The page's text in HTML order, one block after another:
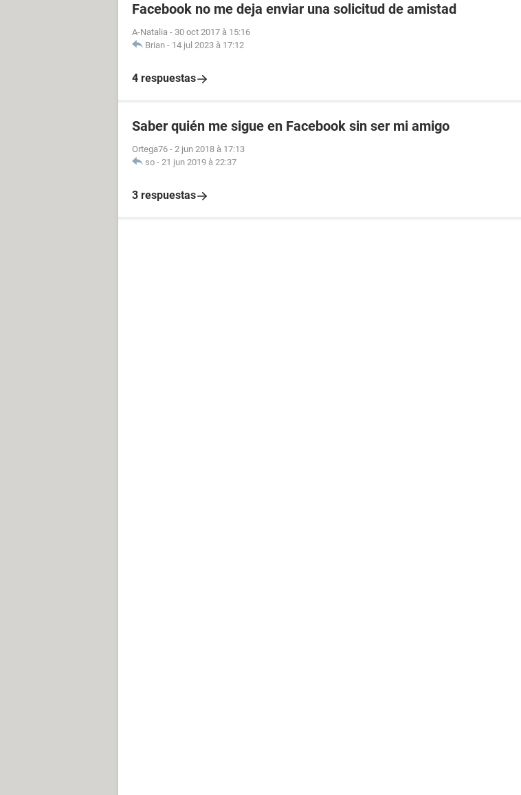
Facebook no me deja enviar una solicitud de amistad
A-Natalia - 30 oct 2017 à 15:16
Brian - 14 jul 2023 à 17:12
4 respuestas
Saber quién me sigue en Facebook sin ser mi amigo
Ortega76 - 2 jun 2018 à 17:13
so - 21 jun 2019 à 22:37
3 respuestas